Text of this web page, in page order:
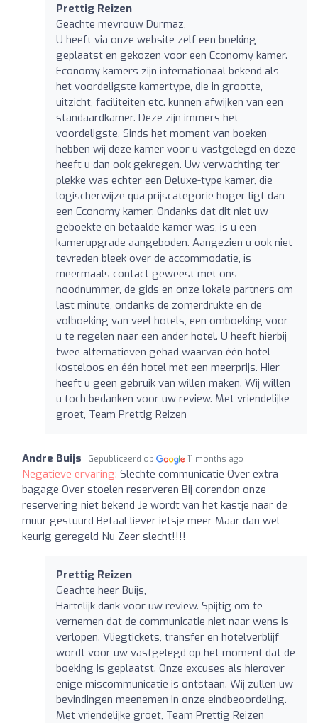
Prettig Reizen
Geachte mevrouw Durmaz,
U heeft via onze website zelf een boeking
geplaatst en gekozen voor een Economy kamer.
Economy kamers zijn internationaal bekend als
het voordeligste kamertype, die in grootte,
uitzicht, faciliteiten etc. kunnen afwijken van een
standaardkamer. Deze zijn immers het
voordeligste. Sinds het moment van boeken
hebben wij deze kamer voor u vastgelegd en deze
heeft u dan ook gekregen. Uw verwachting ter
plekke was echter een Deluxe-type kamer, die
logischerwijze qua prijscategorie hoger ligt dan
een Economy kamer. Ondanks dat dit niet uw
geboekte en betaalde kamer was, is u een
kamerupgrade aangeboden. Aangezien u ook niet
tevreden bleek over de accommodatie, is
meermaals contact geweest met ons
noodnummer, de gids en onze lokale partners om
last minute, ondanks de zomerdrukte en de
volboeking van veel hotels, een omboeking voor
u te regelen naar een ander hotel. U heeft hierbij
twee alternatieven gehad waarvan één hotel
kosteloos en één hotel met een meerprijs. Hier
heeft u geen gebruik van willen maken. Wij willen
u toch bedanken voor uw review. Met vriendelijke
groet, Team Prettig Reizen
Andre Buijs Gepubliceerd op 11 months ago
Negatieve ervaring: Slechte communicatie Over extra
bagage Over stoelen reserveren Bij corendon onze
reservering niet bekend Je wordt van het kastje naar de
muur gestuurd Betaal liever ietsje meer Maar dan wel
keurig geregeld Nu Zeer slecht!!!!
Prettig Reizen
Geachte heer Buijs,
Hartelijk dank voor uw review. Spijtig om te
vernemen dat de communicatie niet naar wens is
verlopen. Vliegtickets, transfer en hotelverblijf
wordt voor uw vastgelegd op het moment dat de
boeking is geplaatst. Onze excuses als hierover
enige miscommunicatie is ontstaan. Wij zullen uw
bevindingen meenemen in onze eindbeoordeling.
Met vriendelijke groet, Team Prettig Reizen